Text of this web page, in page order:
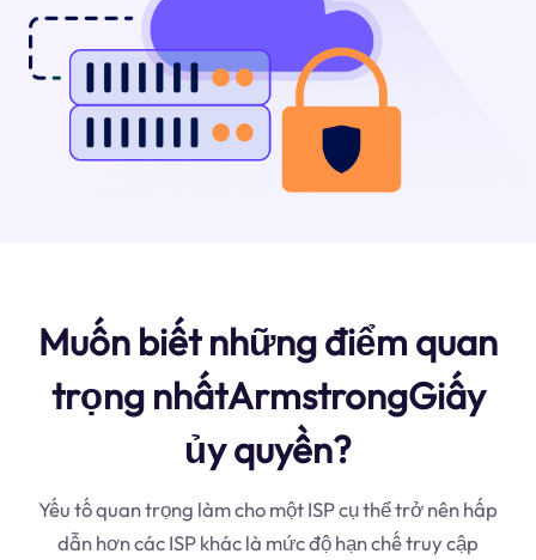
Muốn biết những điểm quan
trọng nhấtArmstrongGiấy
ủy quyền?
Yếu tố quan trọng làm cho một ISP cụ thể trở nên hấp
dẫn hơn các ISP khác là mức độ hạn chế truy cập